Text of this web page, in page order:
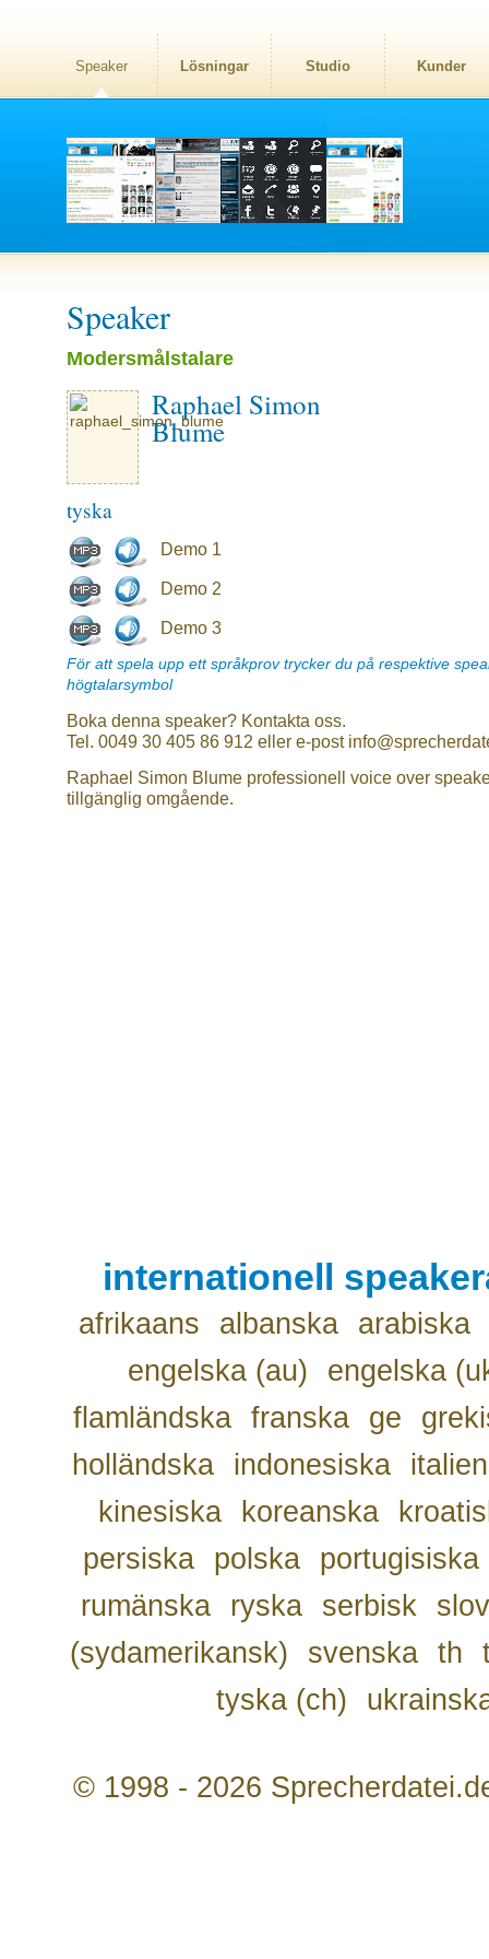
Speaker Lösningar Studio Kunder
Speaker
Modersmålstalare
Raphael Simon
Blume
tyska
Demo 1
Demo 2
Demo 3
För att spela upp ett språkprov trycker du på respektive
högtalarsymbol
Boka denna speaker? Kontakta oss.
Tel. 0049 30 405 86 912 eller e-post
Raphael Simon Blume professionell voice over
tillgänglig omgående.
internationell
afrikaans albanska
arabiska
engelska (au)
engelska
flamländska franska ge
holländska
indonesiska
kinesiska
koreanska
persiska
polska
portugisiska
rumänska
ryska serbisk
(sydamerikansk)
svenska th
tyska (ch)
© 1998 - 2026